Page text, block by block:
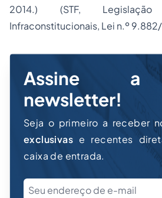
2014.) (STF,
Infraconstitucionais, Lei n.º
Assine a
newsletter!
Seja o primeiro a receber
exclusivas e recentes
caixa de entrada.